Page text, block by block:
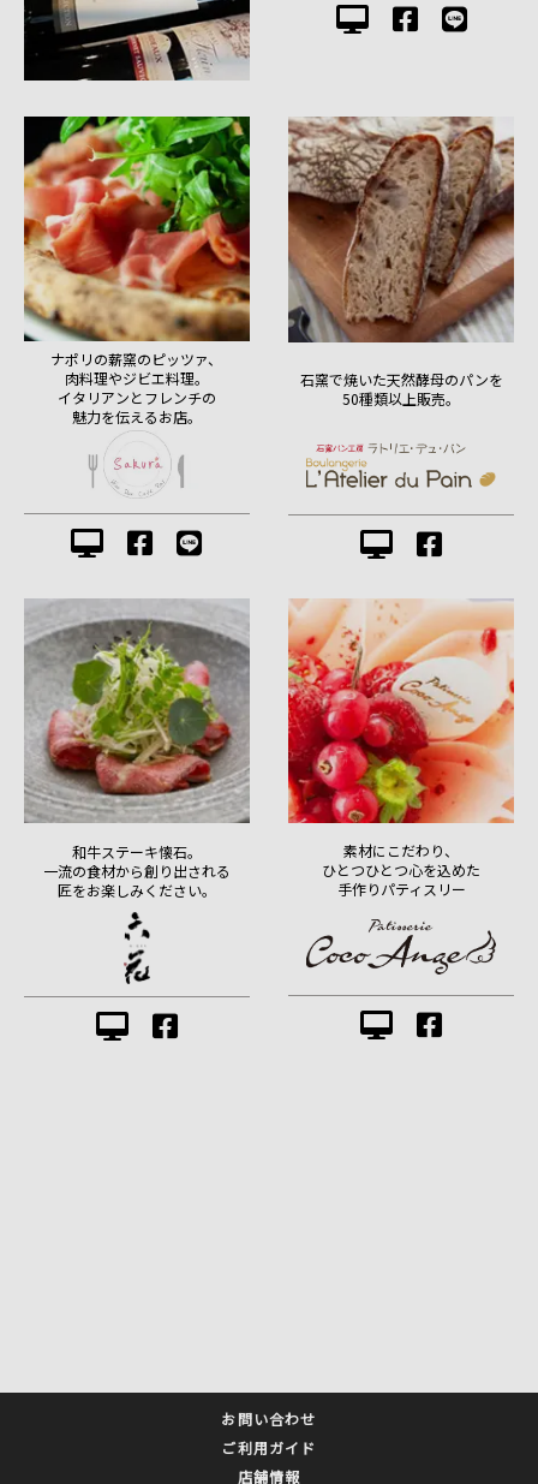
ナポリの薪窯のピッツァ、
肉料理やジビエ料理。
イタリアンとフレンチの
魅力を伝えるお店。
石窯で焼いた天然酵母のパンを
50種類以上販売。
和牛ステーキ懐石。
一流の食材から創り出される
匠をお楽しみください。
素材にこだわり、
ひとつひとつ心を込めた
手作りパティスリー
お問い合わせ
ご利用ガイド
店舗情報